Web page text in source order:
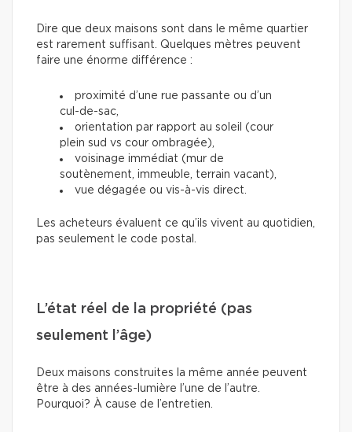
Dire que deux maisons sont dans le même quartier
est rarement suffisant. Quelques mètres peuvent
faire une énorme différence :
proximité d’une rue passante ou d’un
cul-de-sac,
orientation par rapport au soleil (cour
plein sud vs cour ombragée),
voisinage immédiat (mur de
soutènement, immeuble, terrain vacant),
vue dégagée ou vis-à-vis direct.
Les acheteurs évaluent ce qu’ils vivent au quotidien,
pas seulement le code postal.
L’état réel de la propriété (pas
seulement l’âge)
Deux maisons construites la même année peuvent
être à des années-lumière l’une de l’autre.
Pourquoi? À cause de l’entretien.